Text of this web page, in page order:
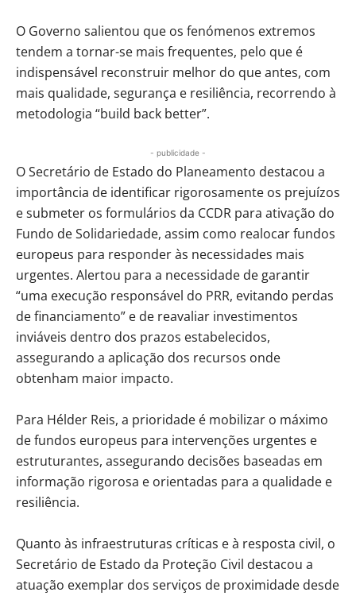
O Governo salientou que os fenómenos extremos
tendem a tornar-se mais frequentes, pelo que é
indispensável reconstruir melhor do que antes, com
mais qualidade, segurança e resiliência, recorrendo à
metodologia “build back better”.
- publicidade -
O Secretário de Estado do Planeamento destacou a
importância de identificar rigorosamente os prejuízos
e submeter os formulários da CCDR para ativação do
Fundo de Solidariedade, assim como realocar fundos
europeus para responder às necessidades mais
urgentes. Alertou para a necessidade de garantir
“uma execução responsável do PRR, evitando perdas
de financiamento” e de reavaliar investimentos
inviáveis dentro dos prazos estabelecidos,
assegurando a aplicação dos recursos onde
obtenham maior impacto.
Para Hélder Reis, a prioridade é mobilizar o máximo
de fundos europeus para intervenções urgentes e
estruturantes, assegurando decisões baseadas em
informação rigorosa e orientadas para a qualidade e
resiliência.
Quanto às infraestruturas críticas e à resposta civil, o
Secretário de Estado da Proteção Civil destacou a
atuação exemplar dos serviços de proximidade desde